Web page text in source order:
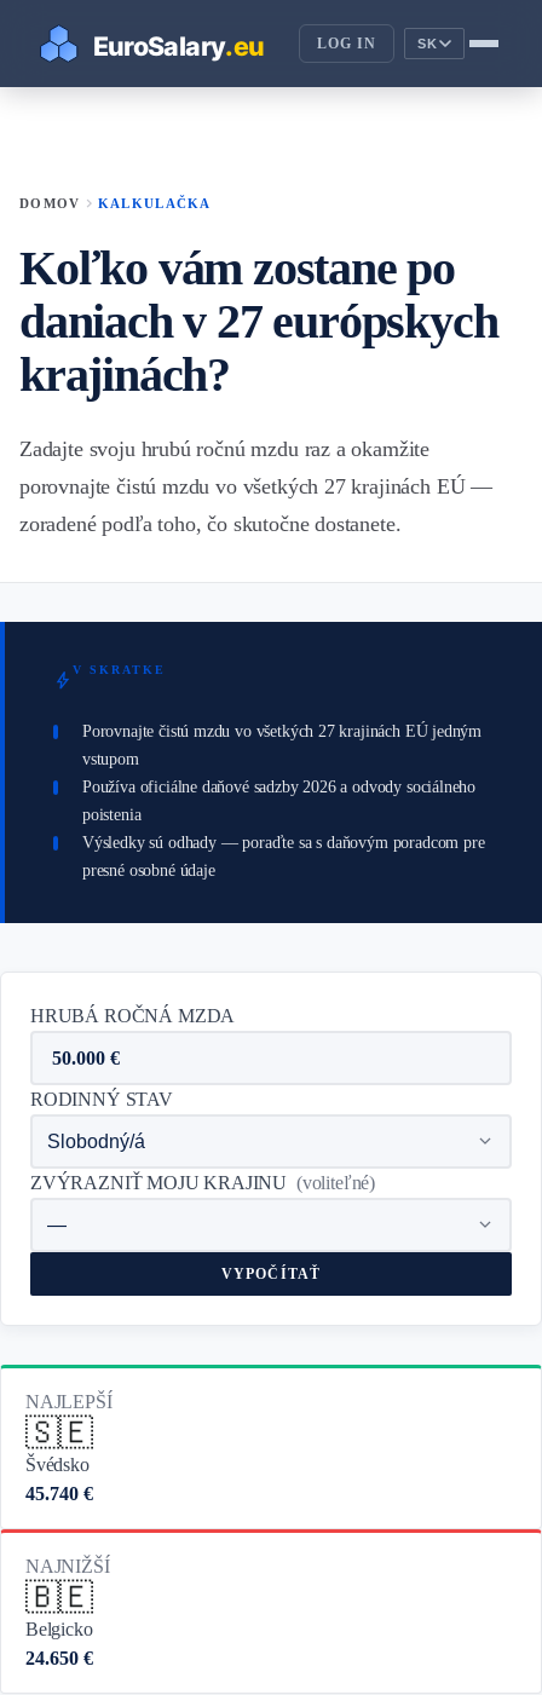
LOG IN SK
DOMOV chevron_right KALKULAČKA
Koľko vám zostane po
daniach v 27 európskych
krajinách?
Zadajte svoju hrubú ročnú mzdu raz a okamžite
porovnajte čistú mzdu vo všetkých 27 krajinách EÚ —
zoradené podľa toho, čo skutočne dostanete.
bolt V SKRATKE
Porovnajte čistú mzdu vo všetkých 27 krajinách EÚ jedným
vstupom
Používa oficiálne daňové sadzby 2026 a odvody sociálneho
poistenia
Výsledky sú odhady — poraďte sa s daňovým poradcom pre
presné osobné údaje
HRUBÁ ROČNÁ MZDA
RODINNÝ STAV
ZVÝRAZNIŤ MOJU KRAJINU (voliteľné)
VYPOČÍTAŤ
NAJLEPŠÍ
🇸🇪
Švédsko
45.740 €
NAJNIŽŠÍ
🇧🇪
Belgicko
24.650 €